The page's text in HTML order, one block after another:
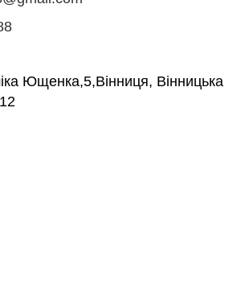
Ющенка,5,Вінниця, Вінницька